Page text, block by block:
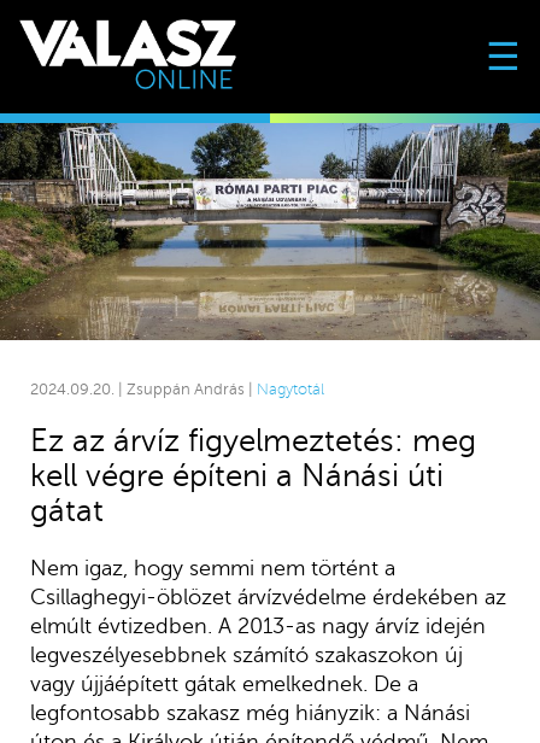
☰
2024.09.20. | Zsuppán András | Nagytotál
Ez az árvíz figyelmeztetés: meg
kell végre építeni a Nánási úti
gátat
Nem igaz, hogy semmi nem történt a
Csillaghegyi-öblözet árvízvédelme érdekében az
elmúlt évtizedben. A 2013-as nagy árvíz idején
legveszélyesebbnek számító szakaszokon új
vagy újjáépített gátak emelkednek. De a
legfontosabb szakasz még hiányzik: a Nánási